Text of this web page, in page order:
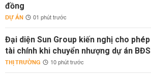
đồng
DỰ ÁN 01 phút trước
Đại diện Sun Group kiến nghị cho
tài chính khi chuyển nhượng dự án BĐS
THỊ TRƯỜNG 10 phút trước